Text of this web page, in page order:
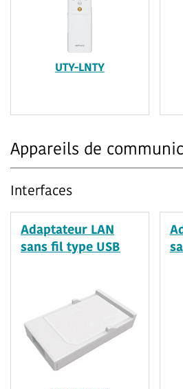
UTY-LNTY
Appareils de
Interfaces
Adaptateur LAN
sans fil type USB